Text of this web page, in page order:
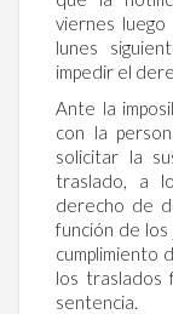
viernes
lunes
impedir el
Ante la
con la
solicitar la
traslado, a
derecho de
función de
cumplimiento
los traslados
sentencia.